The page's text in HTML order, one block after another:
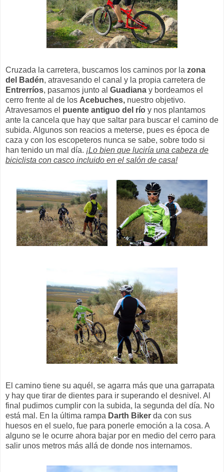
Cruzada la carretera, buscamos los caminos por la zona
del Badén, atravesando el canal y la propia carretera de
Entrerríos, pasamos junto al Guadiana y bordeamos el
cerro frente al de los Acebuches, nuestro objetivo.
Atravesamos el puente antiguo del río y nos plantamos
ante la cancela que hay que saltar para buscar el camino de
subida. Algunos son reacios a meterse, pues es época de
caza y con los escopeteros nunca se sabe, sobre todo si
han tenido un mal día. ¡Lo bien que luciría una cabeza de
biciclista con casco incluido en el salón de casa!
El camino tiene su aquél, se agarra más que una garrapata
y hay que tirar de dientes para ir superando el desnivel. Al
final pudimos cumplir con la subida, la segunda del día. No
está mal. En la última rampa Darth Biker da con sus
huesos en el suelo, fue para ponerle emoción a la cosa. A
alguno se le ocurre ahora bajar por en medio del cerro para
salir unos metros más allá de donde nos internamos.